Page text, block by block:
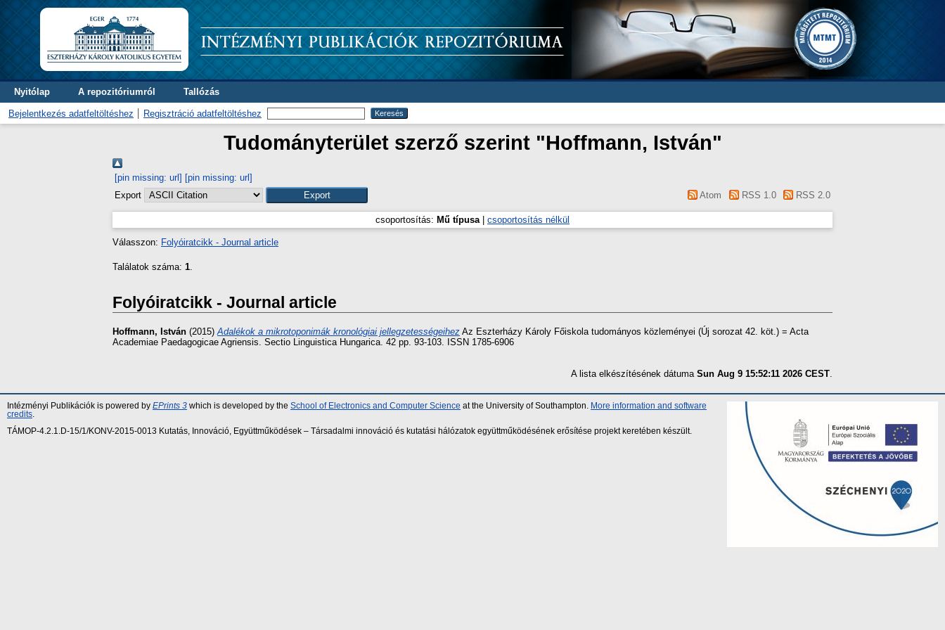
Nyitólap A repozitóriumról Tallózás
Bejelentkezés adatfeltöltéshez Regisztráció adatfeltöltéshez
Tudományterület szerző szerint "Hoffmann, István"
[pin missing: url] [pin missing: url]
Export
Atom RSS 1.0 RSS 2.0
csoportosítás: Mű típusa| csoportosítás nélkül
Válasszon: Folyóiratcikk - Journal article
Találatok száma: 1.
Folyóiratcikk - Journal article
Hoffmann, István (2015)Adalékok a mikrotoponimák kronológiai jellegzetességeihez Az Eszterházy Károly Főiskola tudományos közleményei (Új sorozat 42. köt.) = Acta
Academiae Paedagogicae Agriensis. Sectio Linguistica Hungarica. 42 pp. 93-103. ISSN 1785-6906
A lista elkészítésének dátuma Sun Aug 9 15:52:11 2026 CEST.
Intézményi Publikációk is powered by EPrints 3 which is developed by the School of Electronics and Computer Science at the University of Southampton.
More information and software
credits
TÁMOP-4.2.1.D-15/1/KONV-2015-0013 Kutatás, Innováció, Együttműködések – Társadalmi innováció és kutatási hálózatok együttműködésének erősítése projekt keretében készült.